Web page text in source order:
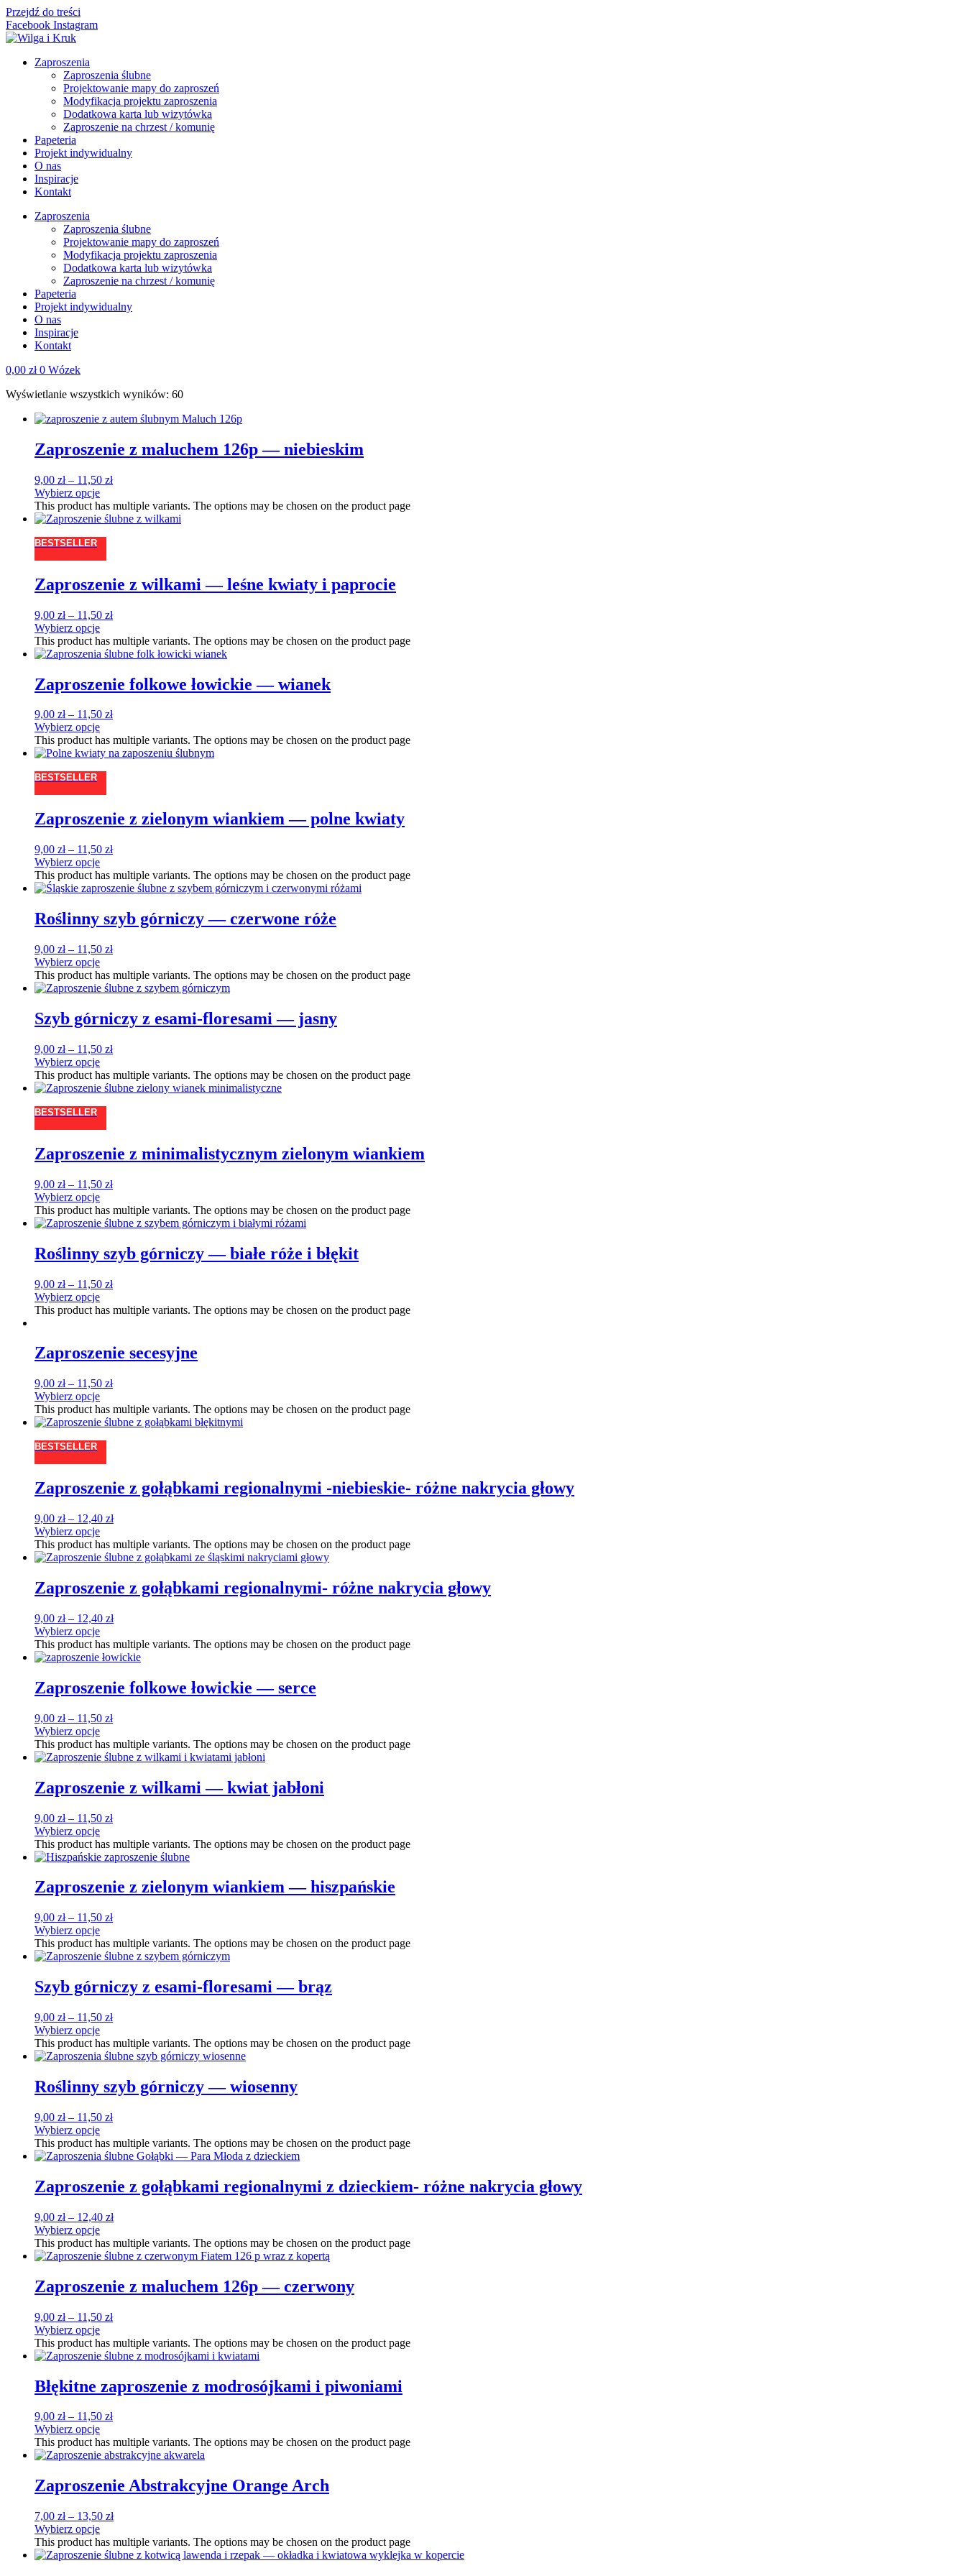
Przejdź do treści
Facebook Instagram
Zaproszenia
Zaproszenia ślubne
Projektowanie mapy do zaproszeń
Modyfikacja projektu zaproszenia
Dodatkowa karta lub wizytówka
Zaproszenie na chrzest / komunię
Papeteria
Projekt indywidualny
O nas
Inspiracje
Kontakt
Zaproszenia
Zaproszenia ślubne
Projektowanie mapy do zaproszeń
Modyfikacja projektu zaproszenia
Dodatkowa karta lub wizytówka
Zaproszenie na chrzest / komunię
Papeteria
Projekt indywidualny
O nas
Inspiracje
Kontakt
0,00 zł 0 Wózek
Wyświetlanie wszystkich wyników: 60
Zaproszenie z maluchem 126p — niebieskim
9,00 zł– 11,50 zł
Wybierz opcje
This product has multiple variants. The options may be chosen on the product page
BESTSELLER
Zaproszenie z wilkami — leśne kwiaty i paprocie
9,00 zł– 11,50 zł
Wybierz opcje
This product has multiple variants. The options may be chosen on the product page
Zaproszenie folkowe łowickie — wianek
9,00 zł– 11,50 zł
Wybierz opcje
This product has multiple variants. The options may be chosen on the product page
BESTSELLER
Zaproszenie z zielonym wiankiem — polne kwiaty
9,00 zł– 11,50 zł
Wybierz opcje
This product has multiple variants. The options may be chosen on the product page
Roślinny szyb górniczy — czerwone róże
9,00 zł– 11,50 zł
Wybierz opcje
This product has multiple variants. The options may be chosen on the product page
Szyb górniczy z esami-floresami — jasny
9,00 zł– 11,50 zł
Wybierz opcje
This product has multiple variants. The options may be chosen on the product page
BESTSELLER
Zaproszenie z minimalistycznym zielonym wiankiem
9,00 zł– 11,50 zł
Wybierz opcje
This product has multiple variants. The options may be chosen on the product page
Roślinny szyb górniczy — białe róże i błękit
9,00 zł– 11,50 zł
Wybierz opcje
This product has multiple variants. The options may be chosen on the product page
Zaproszenie secesyjne
9,00 zł– 11,50 zł
Wybierz opcje
This product has multiple variants. The options may be chosen on the product page
BESTSELLER
Zaproszenie z gołąbkami regionalnymi -niebieskie- różne nakrycia głowy
9,00 zł– 12,40 zł
Wybierz opcje
This product has multiple variants. The options may be chosen on the product page
Zaproszenie z gołąbkami regionalnymi- różne nakrycia głowy
9,00 zł– 12,40 zł
Wybierz opcje
This product has multiple variants. The options may be chosen on the product page
Zaproszenie folkowe łowickie — serce
9,00 zł– 11,50 zł
Wybierz opcje
This product has multiple variants. The options may be chosen on the product page
Zaproszenie z wilkami — kwiat jabłoni
9,00 zł– 11,50 zł
Wybierz opcje
This product has multiple variants. The options may be chosen on the product page
Zaproszenie z zielonym wiankiem — hiszpańskie
9,00 zł– 11,50 zł
Wybierz opcje
This product has multiple variants. The options may be chosen on the product page
Szyb górniczy z esami-floresami — brąz
9,00 zł– 11,50 zł
Wybierz opcje
This product has multiple variants. The options may be chosen on the product page
Roślinny szyb górniczy — wiosenny
9,00 zł– 11,50 zł
Wybierz opcje
This product has multiple variants. The options may be chosen on the product page
Zaproszenie z gołąbkami regionalnymi z dzieckiem- różne nakrycia głowy
9,00 zł– 12,40 zł
Wybierz opcje
This product has multiple variants. The options may be chosen on the product page
Zaproszenie z maluchem 126p — czerwony
9,00 zł– 11,50 zł
Wybierz opcje
This product has multiple variants. The options may be chosen on the product page
Błękitne zaproszenie z modrosójkami i piwoniami
9,00 zł– 11,50 zł
Wybierz opcje
This product has multiple variants. The options may be chosen on the product page
Zaproszenie Abstrakcyjne Orange Arch
7,00 zł– 13,50 zł
Wybierz opcje
This product has multiple variants. The options may be chosen on the product page